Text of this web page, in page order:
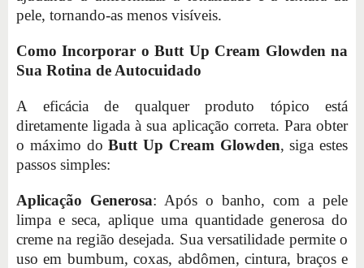
pele, tornando-as menos visíveis.
Como Incorporar o Butt Up Cream Glowden na
Sua Rotina de Autocuidado
A eficácia de qualquer produto tópico está
diretamente ligada à sua aplicação correta. Para obter
o máximo doButt Up Cream Glowden, siga estes
passos simples:
Aplicação Generosa: Após o banho, com a pele
limpa e seca, aplique uma quantidade generosa do
creme na região desejada. Sua versatilidade permite o
uso em bumbum, coxas, abdômen, cintura, braços e